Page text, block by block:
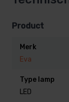
De EVA
van onze
de RX-serie)
SubAqua-serie.
Watergekoeld
Product
Merk
Eva
Type lamp
LED